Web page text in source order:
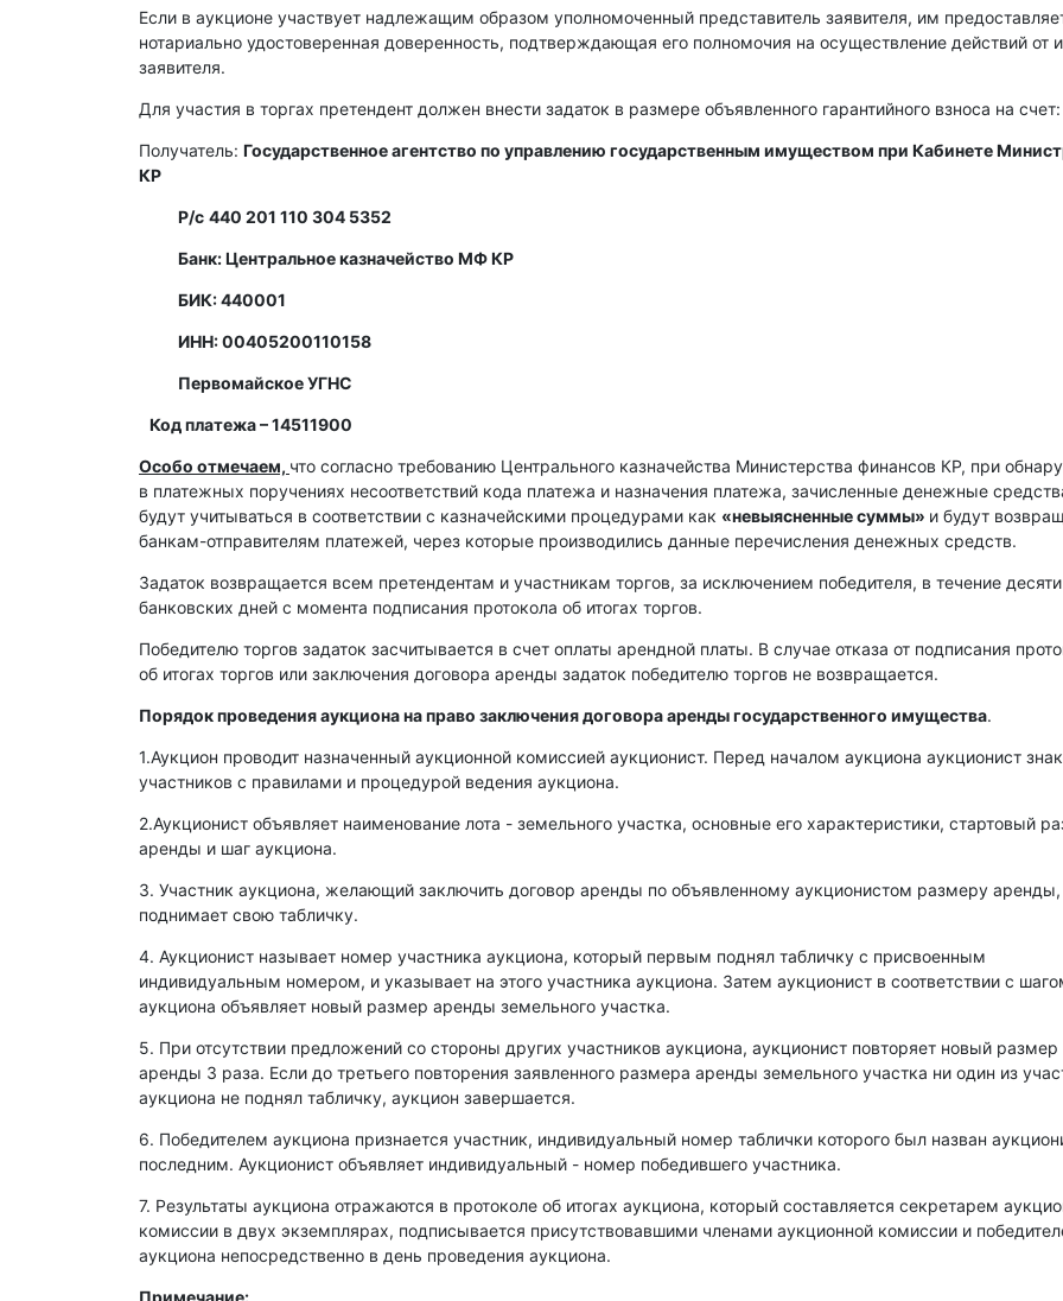
Если в аукционе участвует надлежащим образом уполномоченный представитель заявителя, им
нотариально удостоверенная доверенность, подтверждающая его полномочия на осуществление действий от
заявителя.
Для участия в торгах претендент должен внести задаток в размере объявленного гарантийного взноса на счет:
Получатель: Государственное агентство по управлению государственным имуществом при Кабинете
КР
Р/с 440 201 110 304 5352
Банк: Центральное казначейство МФ КР
БИК: 440001
ИНН: 00405200110158
Первомайское УГНС
Код платежа – 14511900
Особо отмечаем, что согласно требованию Центрального казначейства Министерства финансов КР, при
в платежных поручениях несоответствий кода платежа и назначения платежа, зачисленные денежные
будут учитываться в соответствии с казначейскими процедурами как «невыясненные суммы» и будут
банкам-отправителям платежей, через которые производились данные перечисления денежных средств.
Задаток возвращается всем претендентам и участникам торгов, за исключением победителя, в течение десяти
банковских дней с момента подписания протокола об итогах торгов.
Победителю торгов задаток засчитывается в счет оплаты арендной платы. В случае отказа от подписания
об итогах торгов или заключения договора аренды задаток победителю торгов не возвращается.
Порядок проведения аукциона на право заключения договора аренды государственного имущества.
1.Аукцион проводит назначенный аукционной комиссией аукционист. Перед началом аукциона аукционист
участников с правилами и процедурой ведения аукциона.
2.Аукционист объявляет наименование лота - земельного участка, основные его характеристики, стартовый
аренды и шаг аукциона.
3. Участник аукциона, желающий заключить договор аренды по объявленному аукционистом размеру аренды,
поднимает свою табличку.
4. Аукционист называет номер участника аукциона, который первым поднял табличку с присвоенным
индивидуальным номером, и указывает на этого участника аукциона. Затем аукционист в соответствии с
аукциона объявляет новый размер аренды земельного участка.
5. При отсутствии предложений со стороны других участников аукциона, аукционист повторяет новый размер
аренды 3 раза. Если до третьего повторения заявленного размера аренды земельного участка ни один из
аукциона не поднял табличку, аукцион завершается.
6. Победителем аукциона признается участник, индивидуальный номер таблички которого был назван
последним. Аукционист объявляет индивидуальный - номер победившего участника.
7. Результаты аукциона отражаются в протоколе об итогах аукциона, который составляется секретарем
комиссии в двух экземплярах, подписывается присутствовавшими членами аукционной комиссии и
аукциона непосредственно в день проведения аукциона.
Примечание: